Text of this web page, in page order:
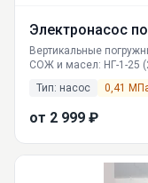
Электронасос
Вертикальные
СОЖ и масел: НГ-1-25
России из
Тип: насос 0,41
от 2 999 ₽